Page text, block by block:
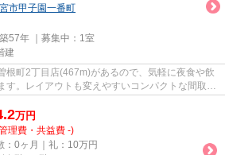
市甲子園一番町
57年 ｜募集中： 1室
建
根町2丁目店(467m)があるので、気軽に夜食や飲
す。レイアウトも変えやすいコンパクトな間取り
万円
理費・共益費 -)
：0ヶ月｜礼：10万円